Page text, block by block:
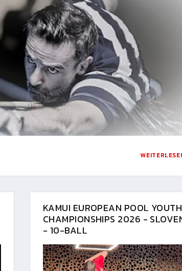
KAMUI EUROPEAN POOL YOUTH
CHAMPIONSHIPS 2026 -
- 10-BALL